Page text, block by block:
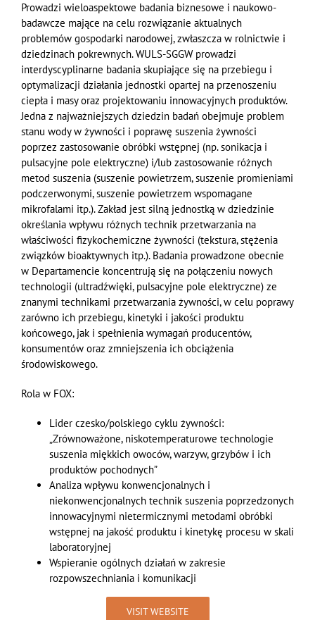
Prowadzi wieloaspektowe badania biznesowe i naukowo-
badawcze mające na celu rozwiązanie aktualnych
problemów gospodarki narodowej, zwłaszcza w rolnictwie i
dziedzinach pokrewnych. WULS-SGGW prowadzi
interdyscyplinarne badania skupiające się na przebiegu i
optymalizacji działania jednostki opartej na przenoszeniu
ciepła i masy oraz projektowaniu innowacyjnych produktów.
Jedna z najważniejszych dziedzin badań obejmuje problem
stanu wody w żywności i poprawę suszenia żywności
poprzez zastosowanie obróbki wstępnej (np. sonikacja i
pulsacyjne pole elektryczne) i/lub zastosowanie różnych
metod suszenia (suszenie powietrzem, suszenie promieniami
podczerwonymi, suszenie powietrzem wspomagane
mikrofalami itp.). Zakład jest silną jednostką w dziedzinie
określania wpływu różnych technik przetwarzania na
właściwości fizykochemiczne żywności (tekstura, stężenia
związków bioaktywnych itp.). Badania prowadzone obecnie
w Departamencie koncentrują się na połączeniu nowych
technologii (ultradźwięki, pulsacyjne pole elektryczne) ze
znanymi technikami przetwarzania żywności, w celu poprawy
zarówno ich przebiegu, kinetyki i jakości produktu
końcowego, jak i spełnienia wymagań producentów,
konsumentów oraz zmniejszenia ich obciążenia
środowiskowego.
Rola w FOX:
Lider czesko/polskiego cyklu żywności:
„Zrównoważone, niskotemperaturowe technologie
suszenia miękkich owoców, warzyw, grzybów i ich
produktów pochodnych”
Analiza wpływu konwencjonalnych i
niekonwencjonalnych technik suszenia poprzedzonych
innowacyjnymi nietermicznymi metodami obróbki
wstępnej na jakość produktu i kinetykę procesu w skali
laboratoryjnej
Wspieranie ogólnych działań w zakresie
rozpowszechniania i komunikacji
VISIT WEBSITE